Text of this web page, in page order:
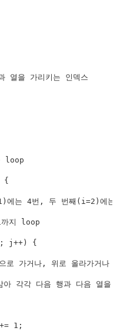
열을 가리키는 인덱스
loop
{
에는 4번, 두 번째(i=2)에
지 loop
; j ++ ) {
로 가거나, 위로 올라가거나
각각 다음 행과 다음 열을
+= 1 ;